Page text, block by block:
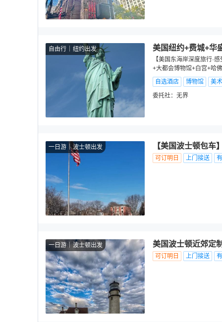
自由行 纽约出发 美国纽约+费城+华
【美国东海岸深度旅行·
+大都会博物馆+白宫+哈
自选酒店
博物馆
美
委托社： 无界
一日游 波士顿出发 【美国波士顿包车
可订明日 上门接送
一日游 波士顿出发 美国波士顿近郊定
可订明日 上门接送